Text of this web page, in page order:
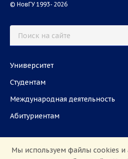
© НовГУ 1993- 2026
Университет
Студентам
Международная деятельность
Абитуриентам
Школьникам
Мы используем файлы cookies и